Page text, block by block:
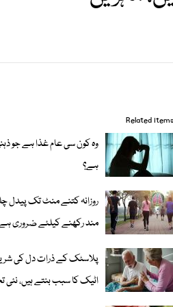
Related items
وہ کون سی عام غذا ہے جو
ہے؟
روزانہ کتنے منٹ تک پیدل
مند رکھنے کیلئے ضروری
پلاسٹک کے ذرات دل کی
اٹیک کا سبب بنتے ہیں، نئی